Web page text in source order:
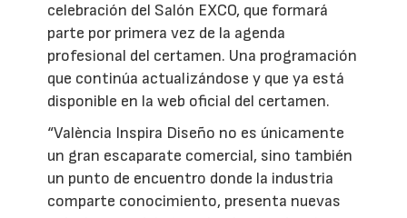
celebración del Salón EXCO, que formará
parte por primera vez de la agenda
profesional del certamen. Una programación
que continúa actualizándose y que ya está
disponible en la web oficial del certamen.
“València Inspira Diseño no es únicamente
un gran escaparate comercial, sino también
un punto de encuentro donde la industria
comparte conocimiento, presenta nuevas